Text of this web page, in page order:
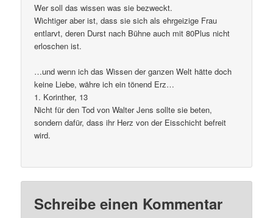
Wer soll das wissen was sie bezweckt.
Wichtiger aber ist, dass sie sich als ehrgeizige Frau
entlarvt, deren Durst nach Bühne auch mit 80Plus nicht
erloschen ist.
…und wenn ich das Wissen der ganzen Welt hätte doch
keine Liebe, währe ich ein tönend Erz…
1. Korinther, 13
Nicht für den Tod von Walter Jens sollte sie beten,
sondern dafür, dass ihr Herz von der Eisschicht befreit
wird.
Schreibe einen Kommentar